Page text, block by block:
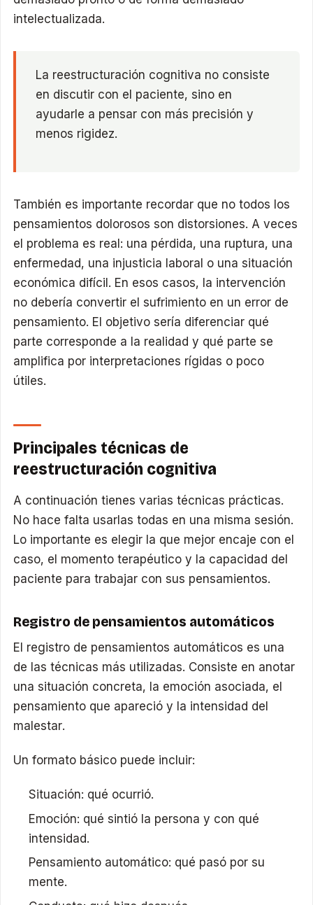
intelectualizada.
La reestructuración cognitiva no consiste
en discutir con el paciente, sino en
ayudarle a pensar con más precisión y
menos rigidez.
También es importante recordar que no todos los
pensamientos dolorosos son distorsiones. A veces
el problema es real: una pérdida, una ruptura, una
enfermedad, una injusticia laboral o una situación
económica difícil. En esos casos, la intervención
no debería convertir el sufrimiento en un error de
pensamiento. El objetivo sería diferenciar qué
parte corresponde a la realidad y qué parte se
amplifica por interpretaciones rígidas o poco
útiles.
Principales técnicas de
reestructuración cognitiva
A continuación tienes varias técnicas prácticas.
No hace falta usarlas todas en una misma sesión.
Lo importante es elegir la que mejor encaje con el
caso, el momento terapéutico y la capacidad del
paciente para trabajar con sus pensamientos.
Registro de pensamientos automáticos
El registro de pensamientos automáticos es una
de las técnicas más utilizadas. Consiste en anotar
una situación concreta, la emoción asociada, el
pensamiento que apareció y la intensidad del
malestar.
Un formato básico puede incluir:
Situación: qué ocurrió.
Emoción: qué sintió la persona y con qué
intensidad.
Pensamiento automático: qué pasó por su
mente.